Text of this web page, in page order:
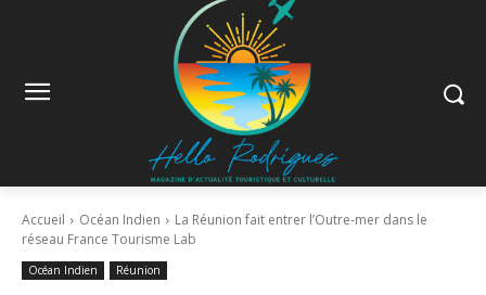
Accueil Océan Indien
La Réunion fait entrer l’Outre-mer dans le
réseau France Tourisme Lab
Océan Indien Réunion